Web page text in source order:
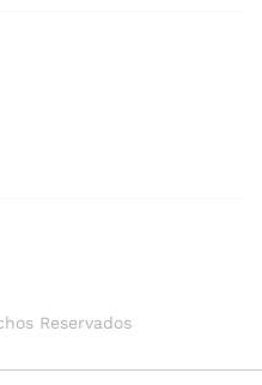
Reservados